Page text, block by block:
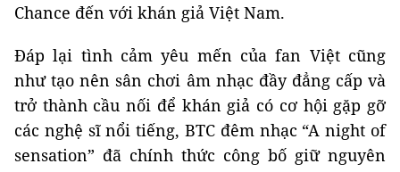
Chance đến với khán giả Việt Nam.
Đáp lại tình cảm yêu mến của fan Việt cũng
như tạo nên sân chơi âm nhạc đầy đẳng cấp và
trở thành cầu nối để khán giả có cơ hội gặp gỡ
các nghệ sĩ nổi tiếng, BTC đêm nhạc “A night of
sensation” đã chính thức công bố giữ nguyên